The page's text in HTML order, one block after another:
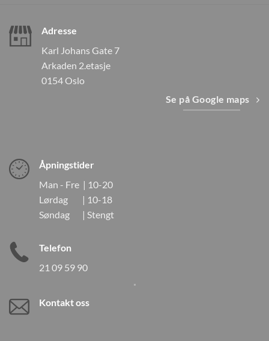
Adresse
Karl Johans Gate 7
Arkaden 2.etasje
0154 Oslo
Se på Google maps
Åpningstider
Man - Fre | 10-20
Lørdag | 10-18
Søndag | Stengt
Telefon
21 09 59 90
Kontakt oss